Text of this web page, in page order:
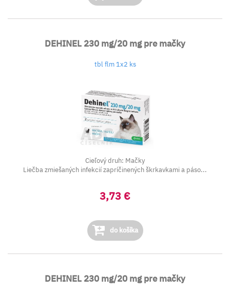
DEHINEL 230 mg/20 mg pre mačky
tbl flm 1x2 ks
Cieľový druh: Mačky
Liečba zmiešaných infekcií zapríčinených škrkavkami a páso...
3,73 €
do košíka
DEHINEL 230 mg/20 mg pre mačky